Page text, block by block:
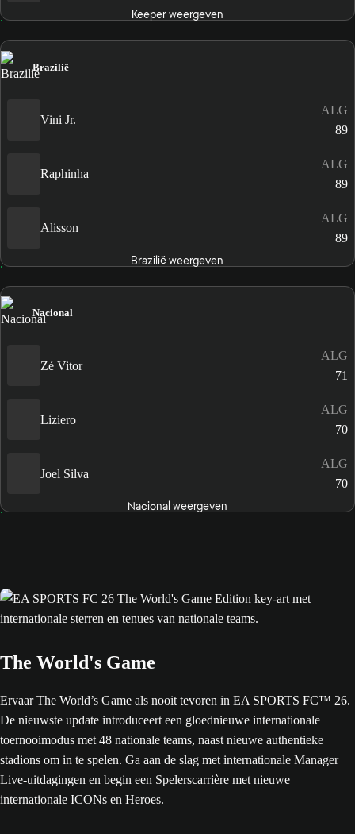
Keeper weergeven
Brazilië
Vini Jr.
ALG
89
Raphinha
ALG
89
Alisson
ALG
89
Brazilië weergeven
Nacional
Zé Vitor
ALG
71
Liziero
ALG
70
Joel Silva
ALG
70
Nacional weergeven
The World's Game
Ervaar The World’s Game als nooit tevoren in EA SPORTS FC™ 26.
De nieuwste update introduceert een gloednieuwe internationale
toernooimodus met 48 nationale teams, naast nieuwe authentieke
stadions om in te spelen. Ga aan de slag met internationale Manager
Live-uitdagingen en begin een Spelerscarrière met nieuwe
internationale ICONs en Heroes.